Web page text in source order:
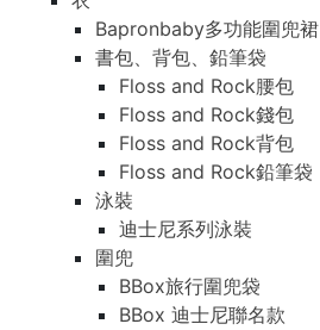
Bapronbaby多功能圍兜裙
書包、背包、鉛筆袋
Floss and Rock腰包
Floss and Rock錢包
Floss and Rock背包
Floss and Rock鉛筆袋
泳裝
迪士尼系列泳裝
圍兜
BBox旅行圍兜袋
BBox 迪士尼聯名款